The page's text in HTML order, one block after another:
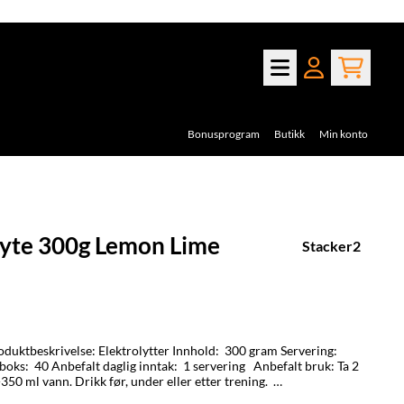
Bonusprogram Butikk Min konto
300g Lemon Lime Stacker2
ml vann. Drikk før, under eller etter trening.